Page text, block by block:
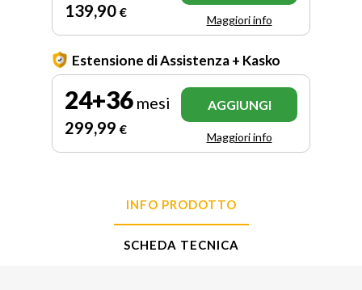
139,90 € Maggiori info
Estensione di Assistenza + Kasko
24+36 mesi
299,99 €
AGGIUNGI
Maggiori info
INFO PRODOTTO
SCHEDA TECNICA